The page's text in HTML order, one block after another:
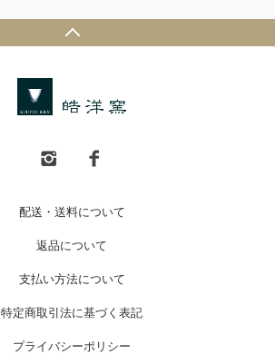
配送・送料について
返品について
支払い方法について
特定商取引法に基づく表記
プライバシーポリシー